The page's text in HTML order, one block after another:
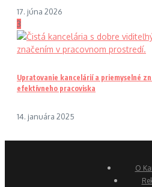
17. júna 2026
3
Upratovanie kancelárií a priemyselné
efektívneho pracoviska
14. januára 2025
O